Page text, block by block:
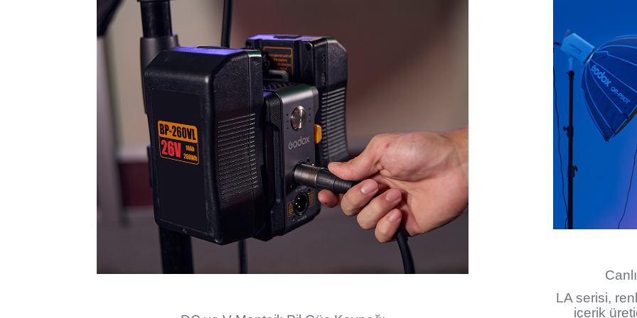
LA serisi,
içerik